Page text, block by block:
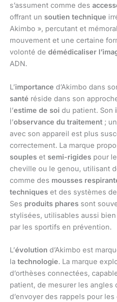
s’assument comme des
offrant un soutien technique
Akimbo », percutant et
mouvement et une certaine
volonté de démédicaliser
ADN.
L’importance d’Akimbo dans
santé réside dans son
l’estime de soi du patient. Son
l’observance du traitement ;
avec son appareil est plus
correctement. La marque
souples et semi-rigides pour
cheville ou le genou, utilisant
comme des mousses
techniques et des systèmes
Ses produits phares sont
stylisées, utilisables aussi
par les sportifs en prévention.
L’évolution d’Akimbo est
la technologie. La marque
d’orthèses connectées,
patient, de mesurer les angles
d’envoyer des rappels pour